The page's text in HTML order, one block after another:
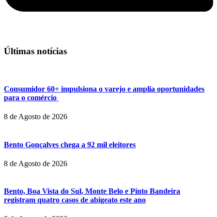
Últimas notícias
Consumidor 60+ impulsiona o varejo e amplia oportunidades
para o comércio
8 de Agosto de 2026
Bento Gonçalves chega a 92 mil eleitores
8 de Agosto de 2026
Bento, Boa Vista do Sul, Monte Belo e Pinto Bandeira
registram quatro casos de abigeato este ano